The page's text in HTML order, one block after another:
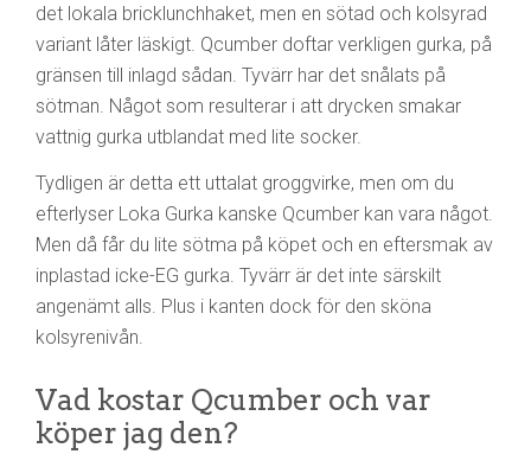
det lokala bricklunchhaket, men en sötad och kolsyrad
variant låter läskigt. Qcumber doftar verkligen gurka, på
gränsen till inlagd sådan. Tyvärr har det snålats på
sötman. Något som resulterar i att drycken smakar
vattnig gurka utblandat med lite socker.
Tydligen är detta ett uttalat groggvirke, men om du
efterlyser Loka Gurka kanske Qcumber kan vara något.
Men då får du lite sötma på köpet och en eftersmak av
inplastad icke-EG gurka. Tyvärr är det inte särskilt
angenämt alls. Plus i kanten dock för den sköna
kolsyrenivån.
Vad kostar Qcumber och var
köper jag den?